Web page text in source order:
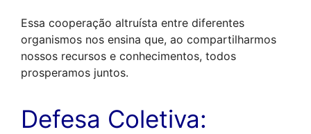
Essa cooperação altruísta entre diferentes
organismos nos ensina que, ao compartilharmos
nossos recursos e conhecimentos, todos
prosperamos juntos.
Defesa Coletiva: